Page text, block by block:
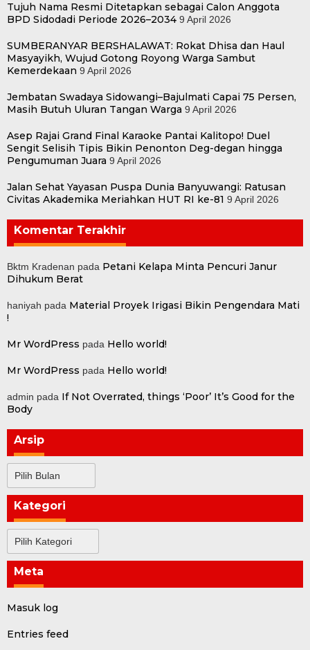
Tujuh Nama Resmi Ditetapkan sebagai Calon Anggota
BPD Sidodadi Periode 2026–2034 9 April 2026
SUMBERANYAR BERSHALAWAT: Rokat Dhisa dan Haul
Masyayikh, Wujud Gotong Royong Warga Sambut
Kemerdekaan 9 April 2026
Jembatan Swadaya Sidowangi–Bajulmati Capai 75 Persen,
Masih Butuh Uluran Tangan Warga 9 April 2026
Asep Rajai Grand Final Karaoke Pantai Kalitopo! Duel
Sengit Selisih Tipis Bikin Penonton Deg-degan hingga
Pengumuman Juara 9 April 2026
Jalan Sehat Yayasan Puspa Dunia Banyuwangi: Ratusan
Civitas Akademika Meriahkan HUT RI ke-81 9 April 2026
Komentar Terakhir
Bktm Kradenan pada Petani Kelapa Minta Pencuri Janur
Dihukum Berat
haniyah pada Material Proyek Irigasi Bikin Pengendara Mati
!
Mr WordPress pada Hello world!
Mr WordPress pada Hello world!
admin pada If Not Overrated, things ‘Poor’ It’s Good for the
Body
Arsip
Kategori
Meta
Masuk log
Entries feed